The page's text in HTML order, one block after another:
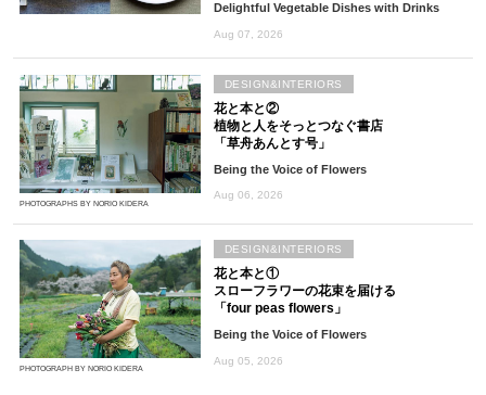
Delightful Vegetable Dishes with Drinks
Aug 07, 2026
PHOTOGRAPHS BY NORIO KIDERA
花と本と②
植物と人をそっとつなぐ書店
「草舟あんとす号」
Being the Voice of Flowers
Aug 06, 2026
DESIGN&INTERIORS
PHOTOGRAPH BY NORIO KIDERA
花と本と①
スローフラワーの花束を届ける
「four peas flowers」
Being the Voice of Flowers
Aug 05, 2026
DESIGN&INTERIORS